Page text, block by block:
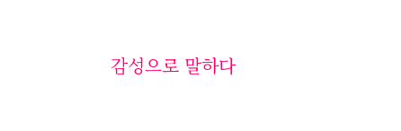
감성으로 말하다